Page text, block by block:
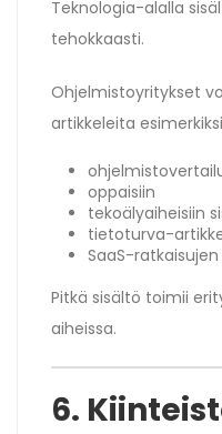
Teknologia-alalla
tehokkaasti.
Ohjelmistoyritykset
artikkeleita
oppaisiin
tekoälyaiheisiin
tietoturva-
SaaS-
Pitkä sisältö toimii
aiheissa.
6.